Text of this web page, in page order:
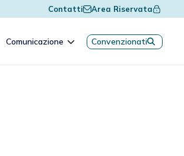
Contatti Area Riservata
Comunicazione Convenzionati